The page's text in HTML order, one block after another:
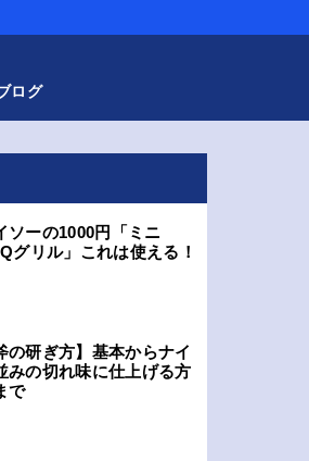
ログ
ソーの1000円「ミニ
グリル」これは使える！
の研ぎ方】基本からナイ
みの切れ味に仕上げる方
で